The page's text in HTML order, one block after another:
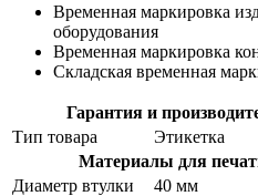
Временная маркировка
оборудования
Временная маркировка
Складская временная
Гарантия и
Тип товара
Этикетка
Материалы для
Диаметр втулки
40 мм